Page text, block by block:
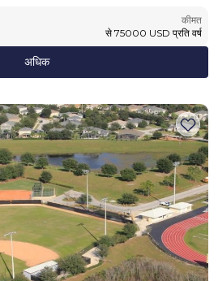
कीमत
से 75000 USD प्रति वर्ष
अधिक